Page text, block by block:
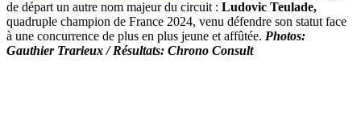
de départ un autre nom majeur du circuit : Ludovic Teulade,
quadruple champion de France 2024, venu défendre son statut face
à une concurrence de plus en plus jeune et affûtée. Photos:
Gauthier Trarieux / Résultats: Chrono Consult